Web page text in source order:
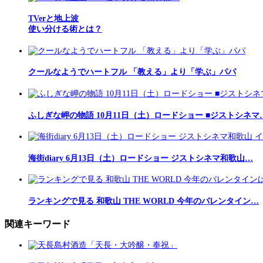
TVerと地上波
使い分ける術とは？
クールなようでハートフル 「教える」より「学ぶ」パパ
ふしぎな岬の物語 10月11日（土）ロードショー ■ジストシネ
海街diary 6月13日（土）ロードショー ジストシネマ和歌山…
ランキングで見る 和歌山 THE WORLD 今年のバレンタイン…
関連キーワード